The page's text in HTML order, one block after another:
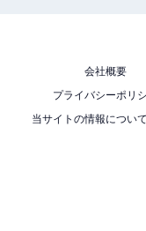
会社概要
プライバシーポリ
当サイトの情報につい